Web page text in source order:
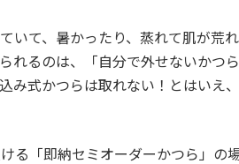
いて、暑かったり、蒸れて肌が荒
れるのは、「自分で外せないか
み式かつらは取れない！とはい
る「即納セミオーダーかつら」